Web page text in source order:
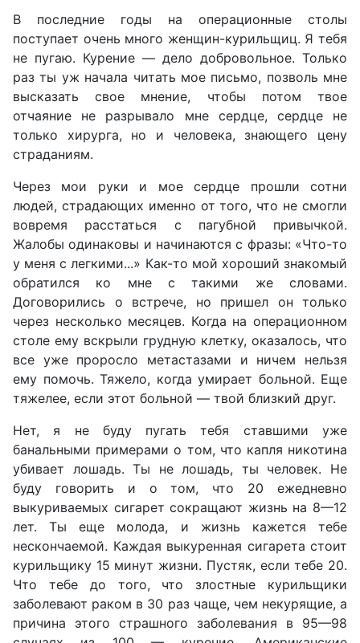
В последние годы на операционные столы
поступает очень много женщин-курильщиц. Я тебя
не пугаю. Курение — дело добровольное. Только
раз ты уж начала читать мое письмо, позволь мне
высказать свое мнение, чтобы потом твое
отчаяние не разрывало мне сердце, сердце не
только хирурга, но и человека, знающего цену
страданиям.
Через мои руки и мое сердце прошли сотни
людей, страдающих именно от того, что не смогли
вовремя расстаться с пагубной привычкой.
Жалобы одинаковы и начинаются с фразы: «Что-то
у меня с легкими...» Как-то мой хороший знакомый
обратился ко мне с такими же словами.
Договорились о встрече, но пришел он только
через несколько месяцев. Когда на операционном
столе ему вскрыли грудную клетку, оказалось, что
все уже проросло метастазами и ничем нельзя
ему помочь. Тяжело, когда умирает больной. Еще
тяжелее, если этот больной — твой близкий друг.
Нет, я не буду пугать тебя ставшими уже
банальными примерами о том, что капля никотина
убивает лошадь. Ты не лошадь, ты человек. Не
буду говорить и о том, что 20 ежедневно
выкуриваемых сигарет сокращают жизнь на 8—12
лет. Ты еще молода, и жизнь кажется тебе
нескончаемой. Каждая выкуренная сигарета стоит
курильщику 15 минут жизни. Пустяк, если тебе 20.
Что тебе до того, что злостные курильщики
заболевают раком в 30 раз чаще, чем некурящие, а
причина этого страшного заболевания в 95—98